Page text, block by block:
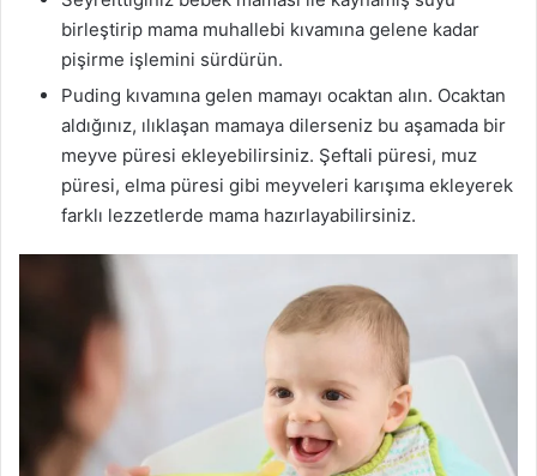
birleştirip mama muhallebi kıvamına gelene kadar
pişirme işlemini sürdürün.
Puding kıvamına gelen mamayı ocaktan alın. Ocaktan
aldığınız, ılıklaşan mamaya dilerseniz bu aşamada bir
meyve püresi ekleyebilirsiniz. Şeftali püresi, muz
püresi, elma püresi gibi meyveleri karışıma ekleyerek
farklı lezzetlerde mama hazırlayabilirsiniz.